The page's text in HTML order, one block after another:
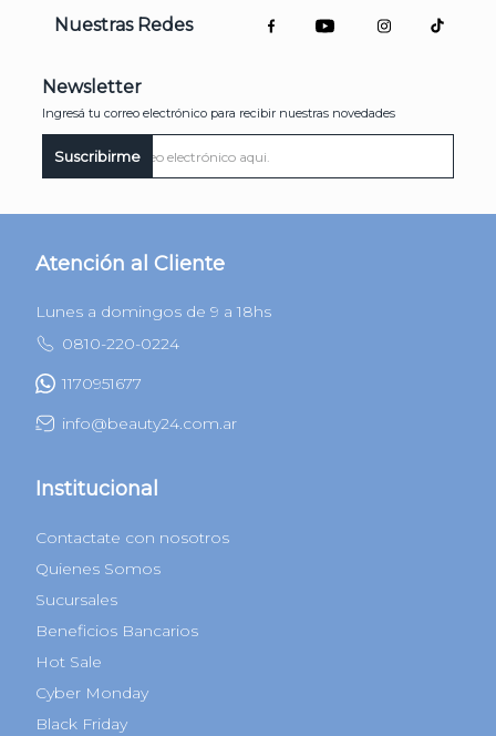
Nuestras Redes
Newsletter
Ingresá tu correo electrónico para recibir nuestras novedades
Suscribirme
Atención al Cliente
Lunes a domingos de 9 a 18hs
0810-220-0224
1170951677
info@beauty24.com.ar
Institucional
Contactate con nosotros
Quienes Somos
Sucursales
Beneficios Bancarios
Hot Sale
Cyber Monday
Black Friday